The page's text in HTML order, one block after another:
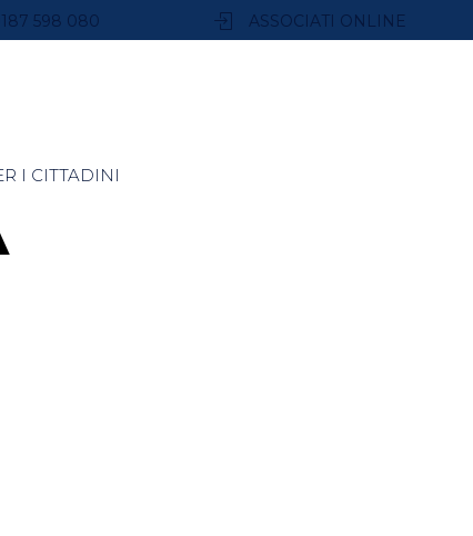
598 080 ASSOCIATI ONLINE
I CITTADINI